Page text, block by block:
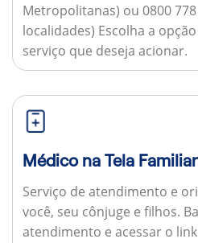
Metropolitanas) ou 0800
localidades) Escolha a
serviço que deseja acionar.
Médico na Tela Familiar
Serviço de atendimento e
você, seu cônjuge e filhos.
atendimento e acessar o